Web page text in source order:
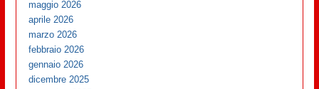
maggio 2026
aprile 2026
marzo 2026
febbraio 2026
gennaio 2026
dicembre 2025